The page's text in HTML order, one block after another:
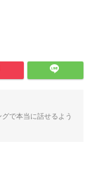
で本当に話せるよう